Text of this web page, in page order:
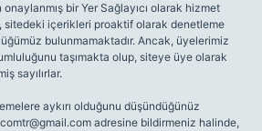
bir Yer Sağlayıcı olarak hizmet
sitedeki içerikleri proaktif olarak denetleme
bulunmamaktadır. Ancak, üyelerimiz
taşımakta olup, siteye üye olarak
sayılırlar.
aykırı olduğunu düşündüğünüz
adresine bildirmeniz halinde,